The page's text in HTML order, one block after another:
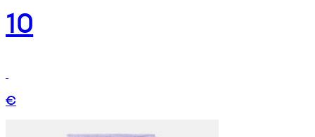
10
€